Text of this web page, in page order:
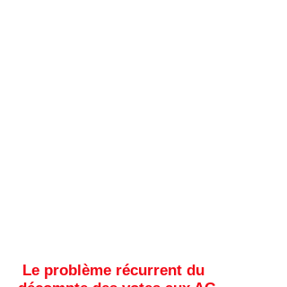
Le problème récurrent du